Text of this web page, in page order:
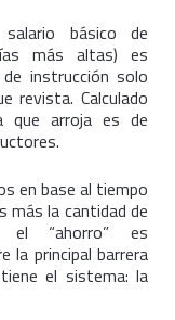
básico de
más altas) es
instrucción solo
revista. Calculado
que arroja es de
en base al tiempo
más la cantidad de
el “ahorro” es
la principal barrera
el sistema: la